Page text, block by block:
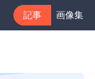
記事 画像集